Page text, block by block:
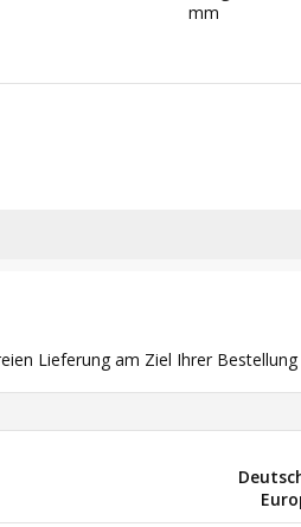
mm
Lieferung am Ziel Ihrer Bestellung